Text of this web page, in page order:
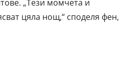
„Тези момчета и
цяла нощ,“ споделя фен,